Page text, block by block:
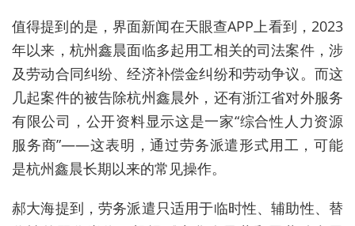
值得提到的是，界面新闻在天眼查APP上看到，2023
年以来，杭州鑫晨面临多起用工相关的司法案件，涉
及劳动合同纠纷、经济补偿金纠纷和劳动争议。而这
几起案件的被告除杭州鑫晨外，还有浙江省对外服务
有限公司，公开资料显示这是一家“综合性人力资源
服务商”——这表明，通过劳务派遣形式用工，可能
是杭州鑫晨长期以来的常见操作。
郝大海提到，劳务派遣只适用于临时性、辅助性、替